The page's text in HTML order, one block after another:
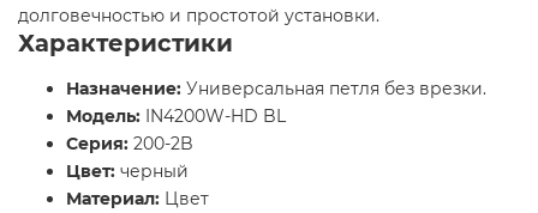
долговечностью и простотой установки.
Характеристики
Назначение: Универсальная петля без врезки.
Модель: IN4200W-HD BL
Серия: 200-2B
Цвет: черный
Материал: Цвет